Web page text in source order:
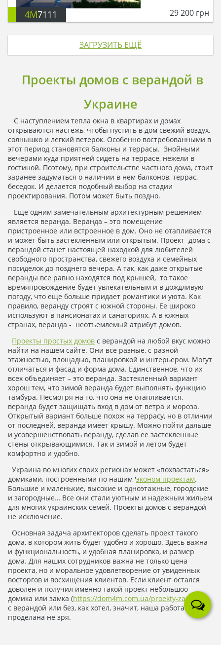
4M7111 29 200 грн
ЗАГРУЗИТЬ ЕЩЁ
Проекты домов с верандой в
Украине
С наступлением тепла окна в квартирах и домах
открываются настежь, чтобы пустить в дом свежий воздух,
солнышко и легкий ветерок. Особенно востребованными в
этот период становятся балконы и террасы. Знойными
вечерами куда приятней сидеть на террасе, нежели в
гостиной. Поэтому, при строительстве частного дома, стоит
заранее задуматься о наличии в нем балконов, террас,
беседок. И делается подобный выбор на стадии
проектирования. Потом может быть поздно.
Еще одним замечательным архитектурным решением
является веранда. Веранда – это помещение
пристроенное или встроенное в дом. Оно не отапливается
и может быть застекленным или открытым. Проект дома с
верандой станет настоящей находкой для любителей
свободного пространства, свежего воздуха и семейных
посиделок до позднего вечера. А так, как даже открытые
веранды все равно находятся под крышей, то такое
времяпровождение будет увлекательным и в дождливую
погоду, что еще больше придает романтики и уюта. Как
правило, веранду строят с южной стороны. Ее широко
используют в пансионатах и санаториях. А в южных
странах, веранда - неотъемлемый атрибут домов.
Проекты простых домов с верандой на любой вкус можно
найти на нашем сайте. Они все разные, с разной
этажностью, площадью, планировкой и интерьером. Могут
отличаться и фасад и форма дома. Единственное, что их
всех объединяет – это веранда. Застекленный вариант
хорош тем, что зимой веранда будет выполнять функцию
тамбура. Несмотря на то, что она не отапливается,
веранда будет защищать вход в дом от ветра и мороза.
Открытый вариант больше похож на террасу, но в отличии
от последней, веранда имеет крышу. Можно пойти дальше
и усовершенствовать веранду, сделав ее застекленные
стены открывающимися. Так и зимой и летом будет
комфортно и удобно.
Украина во многих своих регионах может «похвастаться»
домиками, построенными по нашим 'эконом проектам.
Большие и маленькие, высокие и одноэтажные, городские
и загородные… Все они стали уютным и надежным жильем
для многих украинских семей. Проекты домов с верандой
не исключение.
Основная задача архитекторов сделать проект такого
дома, в котором жить будет удобно и хорошо. Здесь важна
и функциональность, и удобная планировка, и размер
дома. Для наших сотрудников важна не только цена
проекта, но и моральное удовлетворение от увиденных
восторгов и восхищения клиентов. Если клиент остался
доволен и получил именно такой проект небольшоо
домика или замка (https://dom4m.com.ua/proekty-zamkov/
),
с верандой или без, как хотел, значит, наша работа
проделана не зря.